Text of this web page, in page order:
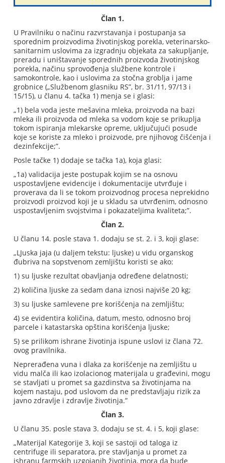
Član 1.
U Pravilniku o načinu razvrstavanja i postupanja sa
sporednim proizvodima životinjskog porekla, veterinarsko-
sanitarnim uslovima za izgradnju objekata za sakupljanje,
preradu i uništavanje sporednih proizvoda životinjskog
porekla, načinu sprovođenja službene kontrole i
samokontrole, kao i uslovima za stočna groblja i jame
grobnice („Službenom glasniku RS”, br. 31/11, 97/13 i
15/15), u članu 4. tačka 1) menja se i glasi:
„1) bela voda jeste mešavina mleka, proizvoda na bazi
mleka ili proizvoda od mleka sa vodom koje se prikuplja
tokom ispiranja mlekarske opreme, uključujući posude
koje se koriste za mleko i proizvode, pre njihovog čišćenja i
dezinfekcije;”.
Posle tačke 1) dodaje se tačka 1a), koja glasi:
„1a) validacija jeste postupak kojim se na osnovu
uspostavljene evidencije i dokumentacije utvrđuje i
proverava da li se tokom proizvodnog procesa neprekidno
proizvodi proizvod koji je u skladu sa utvrđenim, odnosno
uspostavljenim svojstvima i pokazateljima kvaliteta;”.
Član 2.
U članu 14. posle stava 1. dodaju se st. 2. i 3, koji glase:
„LJuska jaja (u daljem tekstu: ljuske) u vidu organskog
đubriva na sopstvenom zemljištu koristi se ako:
1) su ljuske rezultat obavljanja određene delatnosti;
2) količina ljuske za sedam dana iznosi najviše 20 kg;
3) su ljuske samlevene pre korišćenja na zemljištu;
4) se evidentira količina, datum, mesto, odnosno broj
parcele i katastarska opština korišćenja ljuske;
5) se prilikom ishrane životinja ispune uslovi iz člana 72.
ovog pravilnika.
Neprerađena vuna i dlaka za korišćenje na zemljištu u
vidu malča ili kao izolacionog materijala u građevini, mogu
se stavljati u promet sa gazdinstva sa životinjama na
kojem nastaju, pod uslovom da ne predstavljaju rizik za
javno zdravlje i zdravlje životinja.”
Član 3.
U članu 35. posle stava 3. dodaju se st. 4. i 5, koji glase:
„Materijal Kategorije 3, koji se sastoji od taloga iz
centrifuge ili separatora, pre stavljanja u promet za
ishranu farmskih uzgojanih životinja, mora da bude